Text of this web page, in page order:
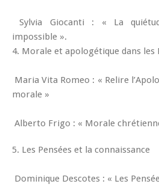
Sylvia Giocanti : « La
impossible ».
4. Morale et apologétique dans les
Maria Vita Romeo : « Relire
morale »
Alberto Frigo : « Morale
5. Les Pensées et la connaissance
Dominique Descotes : « Les